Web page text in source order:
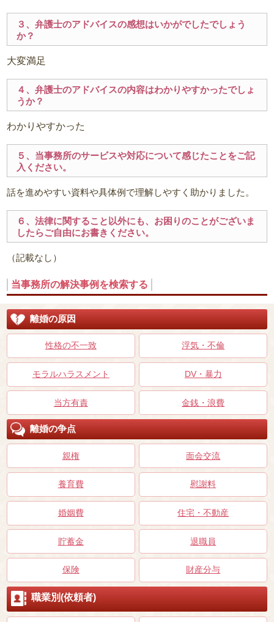
３、弁護士のアドバイスの感想はいかがでしたでしょう
か？
大変満足
４、弁護士のアドバイスの内容はわかりやすかったでしょ
うか？
わかりやすかった
５、当事務所のサービスや対応について感じたことをご記
入ください。
話を進めやすい資料や具体例で理解しやすく助かりました。
６、法律に関すること以外にも、お困りのことがございま
したらご自由にお書きください。
（記載なし）
当事務所の解決事例を検索する
離婚の原因
性格の不一致 浮気・不倫
モラルハラスメント DV・暴力
当方有責 金銭・浪費
離婚の争点
親権 面会交流
養育費 慰謝料
婚姻費 住宅・不動産
貯蓄金 退職員
保険 財産分与
職業別(依頼者)